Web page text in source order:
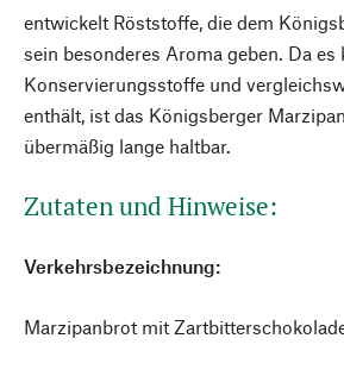
entwickelt Röststoffe, die dem
sein besonderes Aroma geben. Da es
Konservierungsstoffe und
enthält, ist das Königsberger
übermäßig lange haltbar.
Zutaten und Hinweise:
Verkehrsbezeichnung:
Marzipanbrot mit